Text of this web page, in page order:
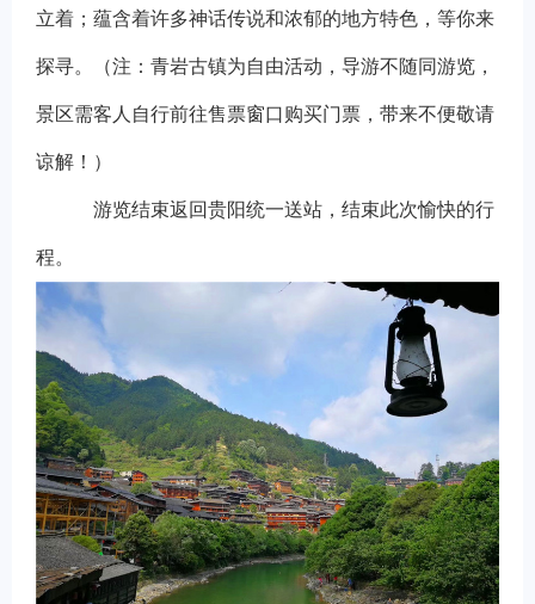
立着；蕴含着许多神话传说和浓郁的地方特色，等你来
探寻。（注：青岩古镇为自由活动，导游不随同游览，
景区需客人自行前往售票窗口购买门票，带来不便敬请
谅解！）
游览结束返回贵阳统一送站，结束此次愉快的行
程。